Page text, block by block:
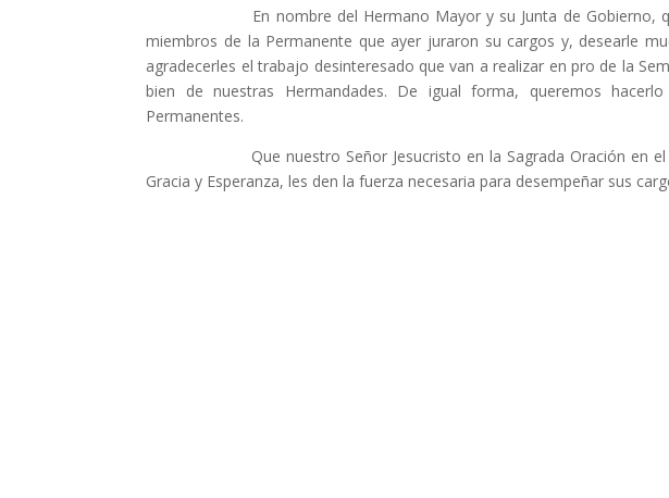
En nombre del Hermano Mayor y su Junta de Gobierno,
miembros de la Permanente que ayer juraron su cargos y, desearle
agradecerles el trabajo desinteresado que van a realizar en pro de la
bien de nuestras Hermandades. De igual forma, queremos
Permanentes.
Que nuestro Señor Jesucristo en la Sagrada Oración en el
Gracia y Esperanza, les den la fuerza necesaria para desempeñar sus